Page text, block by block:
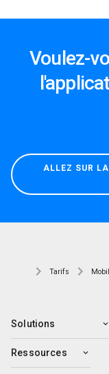
Voulez-
ALLEZ SUR
Tarifs
Solutions
Ressources